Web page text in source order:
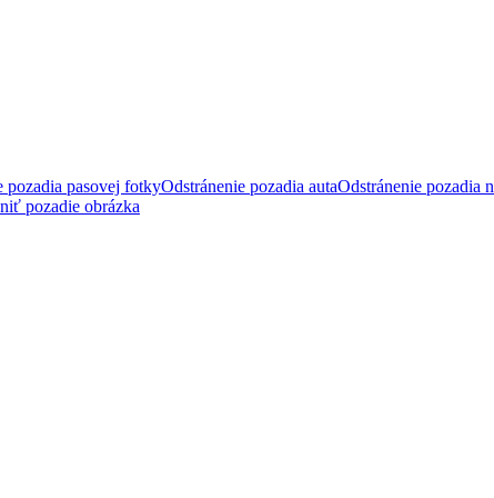
pozadia pasovej fotkyOdstránenie pozadia autaOdstránenie pozadia
pozadie obrázka